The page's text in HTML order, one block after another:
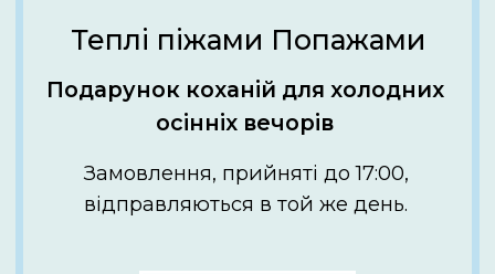
Обрати піжамку